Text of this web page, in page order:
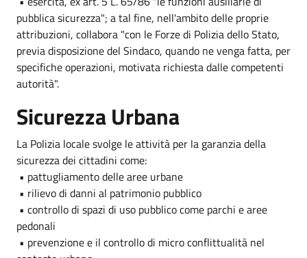
pubblica sicurezza"; a tal fine, nell'ambito delle proprie
attribuzioni, collabora "con le Forze di Polizia dello Stato,
previa disposizione del Sindaco, quando ne venga fatta, per
specifiche operazioni, motivata richiesta dalle competenti
autorità".
Sicurezza Urbana
La Polizia locale svolge le attività per la garanzia della
sicurezza dei cittadini come:
• pattugliamento delle aree urbane
• rilievo di danni al patrimonio pubblico
• controllo di spazi di uso pubblico come parchi e aree
pedonali
• prevenzione e il controllo di micro conflittualità nel